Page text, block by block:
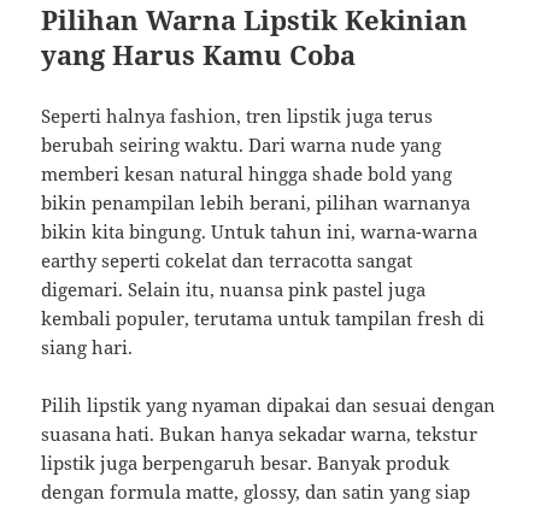
Pilihan Warna Lipstik Kekinian
yang Harus Kamu Coba
Seperti halnya fashion, tren lipstik juga terus
berubah seiring waktu. Dari warna nude yang
memberi kesan natural hingga shade bold yang
bikin penampilan lebih berani, pilihan warnanya
bikin kita bingung. Untuk tahun ini, warna-warna
earthy seperti cokelat dan terracotta sangat
digemari. Selain itu, nuansa pink pastel juga
kembali populer, terutama untuk tampilan fresh di
siang hari.
Pilih lipstik yang nyaman dipakai dan sesuai dengan
suasana hati. Bukan hanya sekadar warna, tekstur
lipstik juga berpengaruh besar. Banyak produk
dengan formula matte, glossy, dan satin yang siap